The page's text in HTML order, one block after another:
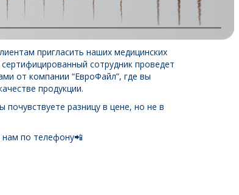
пригласить наших медицинских
сотрудник проведет
от компании “ЕвроФайл”, где вы
продукции.
разницу в цене, но не в
нам по телефону📲